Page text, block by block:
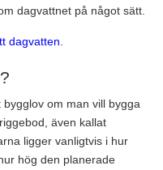
dagvattnet på något sätt.
dagvatten.
om man vill bygga
även kallat
ligger vanligtvis i hur
hög den planerade